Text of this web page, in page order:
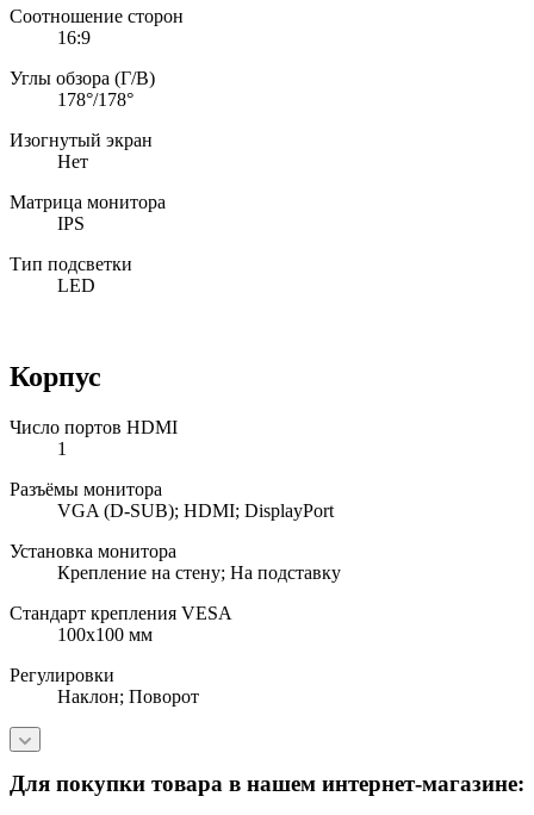
Соотношение сторон
16:9
Углы обзора (Г/В)
178°/178°
Изогнутый экран
Нет
Матрица монитора
IPS
Тип подсветки
LED
Корпус
Число портов HDMI
1
Разъёмы монитора
VGA (D-SUB); HDMI; DisplayPort
Установка монитора
Крепление на стену; На подставку
Стандарт крепления VESA
100x100 мм
Регулировки
Наклон; Поворот
Для покупки товара в нашем интернет-магазине: